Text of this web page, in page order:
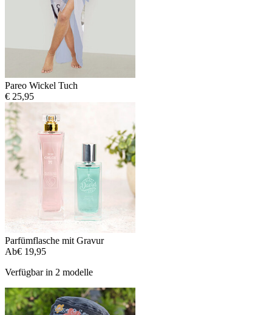
Pareo Wickel Tuch
€ 25,95
Parfümflasche mit Gravur
Ab€ 19,95
Verfügbar in 2 modelle